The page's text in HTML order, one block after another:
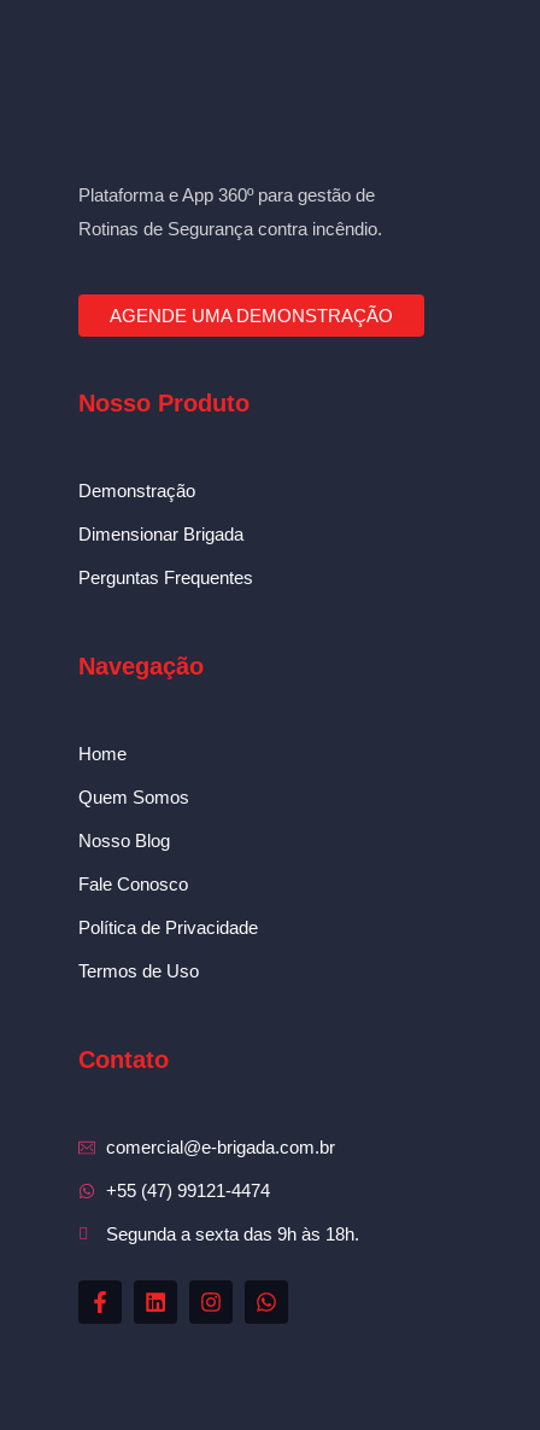
Plataforma e App 360º para gestão de
Rotinas de Segurança contra incêndio.
AGENDE UMA DEMONSTRAÇÃO
Nosso Produto
Demonstração
Dimensionar Brigada
Perguntas Frequentes
Navegação
Home
Quem Somos
Nosso Blog
Fale Conosco
Política de Privacidade
Termos de Uso
Contato
comercial@e-brigada.com.br
+55 (47) 99121-4474
Segunda a sexta das 9h às 18h.